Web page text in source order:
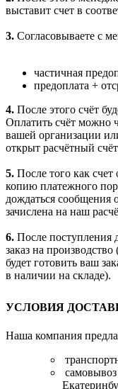
выставит счет в
3. Согласовываете с
частичная
предоплата +
4. После этого счёт
Оплатить счёт можно
вашей организации
открыт расчётный
5. После того как
копию платежного
дождаться сообщения
зачислена на наш
6. После поступления
заказ на
будет готовить ваш
в наличии на складе).
УСЛОВИЯ
Наша компания